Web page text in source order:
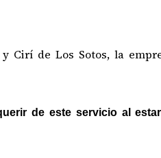
Cirí de Los Sotos, la
de este servicio al